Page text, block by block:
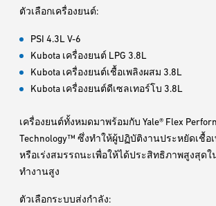
ตัวเลือกเครื่องยนต์:
PSI 4.3L V-6
Kubota เครื่องยนต์ LPG 3.8L
Kubota เครื่องยนต์เชื้อเพลิงผสม 3.8L
Kubota เครื่องยนต์ดีเซลเทอร์โบ 3.8L
เครื่องยนต์ทั้งหมดมาพร้อมกับ Yale® Flex
Technology™ ซึ่งทำให้ผู้ปฏิบัติงานประหยัดเชื้อ
หรือเร่งสมรรถนะเพื่อให้ได้ประสิทธิภาพสูงสุดใ
ทำงานสูง
ตัวเลือกระบบส่งกำลัง: